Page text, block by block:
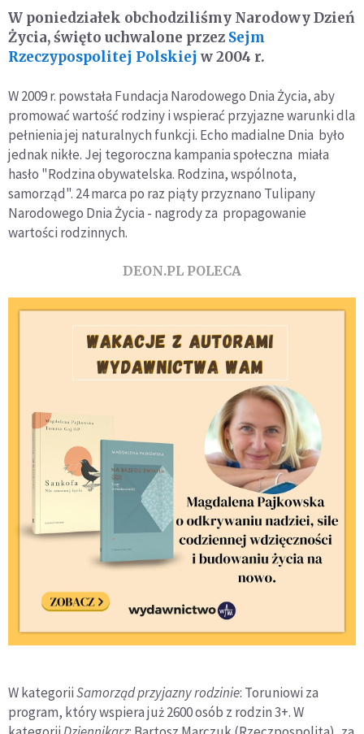
W poniedziałek obchodziliśmy Narodowy Dzień
Życia,święto uchwalone przez Sejm
Rzeczypospolitej Polskiej w 2004 r.
W 2009 r. powstała Fundacja Narodowego Dnia Życia, aby
promować wartość rodziny i wspierać przyjazne warunki dla
pełnienia jej naturalnych funkcji. Echo madialne Dnia było
jednak nikłe. Jej tegoroczna kampania społeczna miała
hasło "Rodzina obywatelska. Rodzina, wspólnota,
samorząd". 24 marca po raz piąty przyznano Tulipany
Narodowego Dnia Życia - nagrody za propagowanie
wartości rodzinnych.
DEON.PL POLECA
W kategoriiSamorząd przyjazny rodzinie: Toruniowi za
program, który wspiera już 2600 osób z rodzin 3+. W